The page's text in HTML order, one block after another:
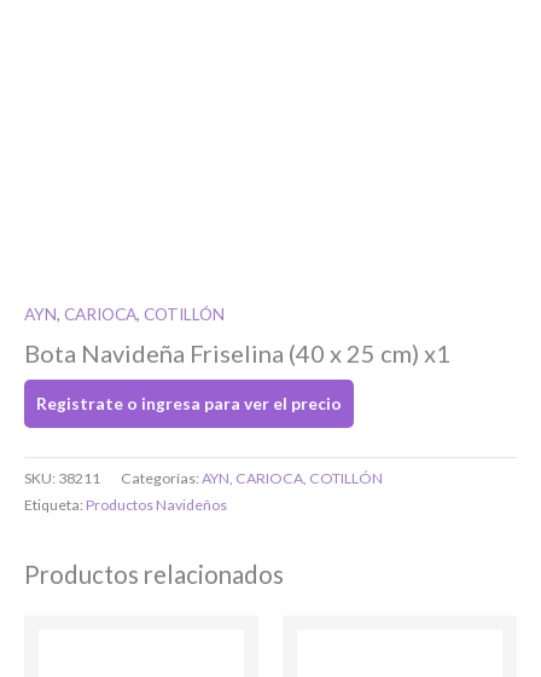
AYN, CARIOCA, COTILLÓN
Bota Navideña Friselina (40 x 25 cm) x1
Registrate o ingresa para ver el precio
SKU: 38211 Categorías:AYN CARIOCA COTILLÓN
Etiqueta: Productos Navideños
Productos relacionados
Bienvenido/a